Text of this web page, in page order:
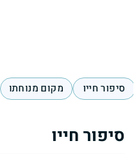
סיפור חייו מקום מנוחתו
סיפור חייו